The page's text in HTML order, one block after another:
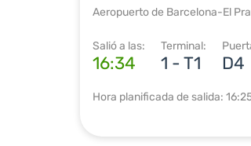
Aeropuerto de Barcelona-El
Salió a las:
16:34
Terminal:
1 - T1 D4
Hora planificada de salida: